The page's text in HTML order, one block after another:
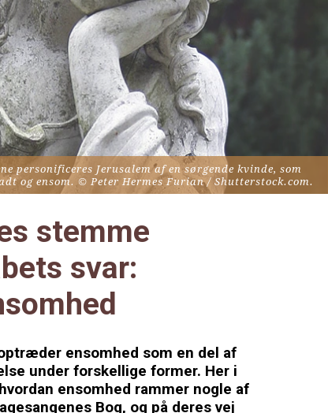
personificeres Jerusalem af en sørgende kvinde, som
stemme
svar:
ensomhed som en del af
under forskellige former. Her i
ensomhed rammer nogle af
Bog, og på deres vej